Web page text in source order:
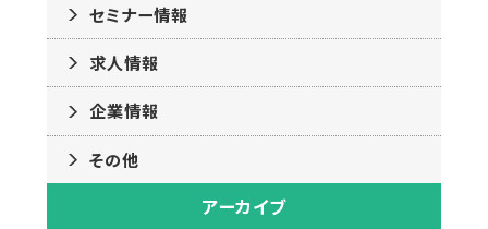
セミナー情報
求人情報
企業情報
その他
アーカイブ